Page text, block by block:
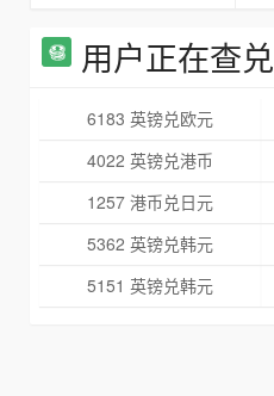
用户正在查兑
6183 英镑兑欧元
4022 英镑兑港币
1257 港币兑日元
5362 英镑兑韩元
5151 英镑兑韩元